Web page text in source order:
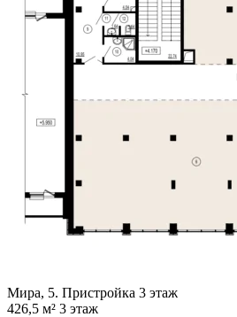
Мира, 5. Пристройка 3 этаж
426,5 м² 3 этаж